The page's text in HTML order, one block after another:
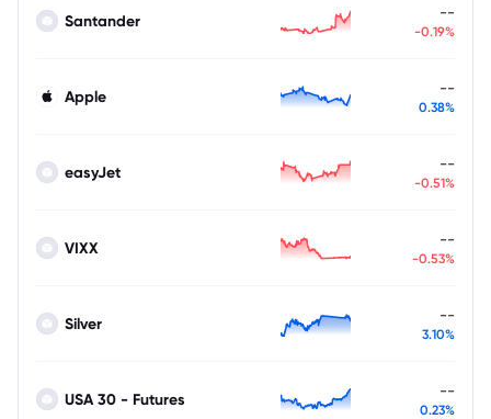
Santander --
-0.19%
Apple --
0.38%
easyJet --
-0.51%
VIXX --
-0.53%
Silver --
3.10%
USA 30 - Futures --
0.23%